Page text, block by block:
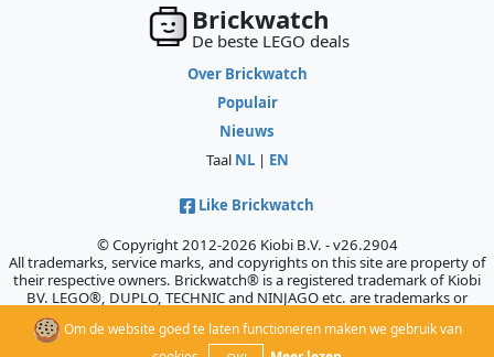
Om de website goed te laten functioneren maken we gebruik van
Brickwatch
De beste LEGO deals
Over Brickwatch
Populair
Nieuws
Taal NL| EN
Like Brickwatch
© Copyright 2012-2026 Kiobi B.V. - v26.2904
All trademarks, service marks, and copyrights on this site are property of
their respective owners. Brickwatch® is a registered trademark of Kiobi
BV. LEGO®, DUPLO, TECHNIC and NINJAGO etc. are trademarks or
registered trademarks of the LEGO Company, which does not sponsor,
authorize, or endorse this site.